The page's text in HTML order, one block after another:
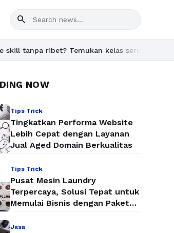
search
Temukan kelas seru dan materi lengkap
NOW
Tips Trick
Tingkatkan Performa Website
Lebih Cepat dengan Layanan
Jual Aged Domain Berkualitas
Tips Trick
Pusat Mesin Laundry
Terpercaya, Solusi Tepat untuk
Memulai Bisnis dengan Paket
Jasa